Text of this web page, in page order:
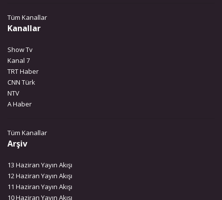
Tüm Kanallar
Kanallar
Show Tv
Kanal 7
TRT Haber
CNN Türk
NTV
A Haber
Tüm Kanallar
Arşiv
13 Haziran Yayın Akışı
12 Haziran Yayın Akışı
11 Haziran Yayın Akışı
10 Haziran Yayın Akışı